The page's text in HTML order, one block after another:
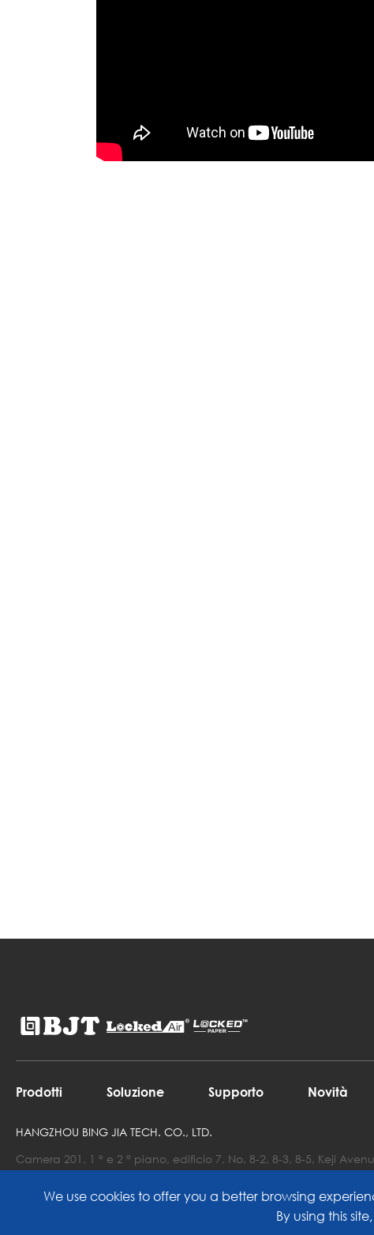
Prodotti Soluzione Supporto Novità
HANGZHOU BING JIA TECH. CO., LTD.
Camera 201, 1 ° e 2 ° piano, edificio 7, No. 8-2, 8-3, 8-5, Keji
E-mail : Info@lockedair.com
We use cookies to offer you a better browsing
By using this